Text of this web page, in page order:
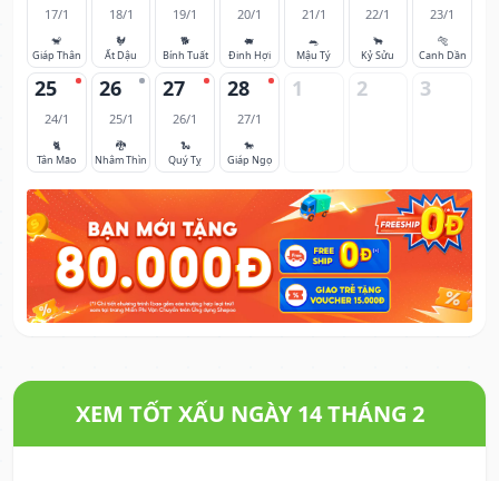
17/1
🐒
Giáp Thân
18/1
🐓
Ất Dậu
19/1
🐕
Bính Tuất
20/1
🐖
Đinh Hợi
21/1
🐀
Mậu Tý
22/1
🐂
Kỷ Sửu
23/1
🐅
Canh Dần
25
24/1
🐈
Tân Mão
26
25/1
🐉
Nhâm Thìn
27
26/1
🐍
Quý Tỵ
28
27/1
🐎
Giáp Ngọ
1 2 3
XEM TỐT XẤU NGÀY 14 THÁNG 2